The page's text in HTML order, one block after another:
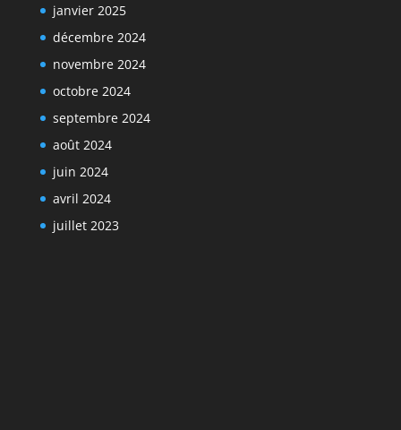
janvier 2025
décembre 2024
novembre 2024
octobre 2024
septembre 2024
août 2024
juin 2024
avril 2024
juillet 2023